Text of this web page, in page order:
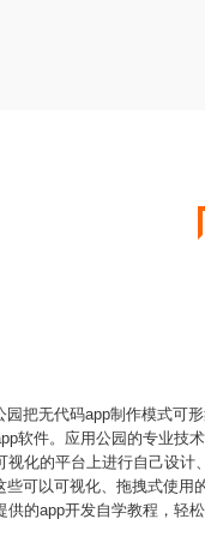
把无代码app制作模式可
软件。应用公园的专业技
视化的平台上进行自己设计
可以可视化、拖拽式使用
供的app开发自学教程，轻